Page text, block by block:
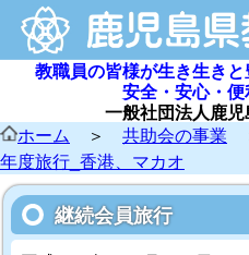
教職員の皆様が生き生き
安全・安心・
一般社団法人鹿
ホーム ＞ 共助会の事業
年度旅行_香港、マカオ
継続会員旅行